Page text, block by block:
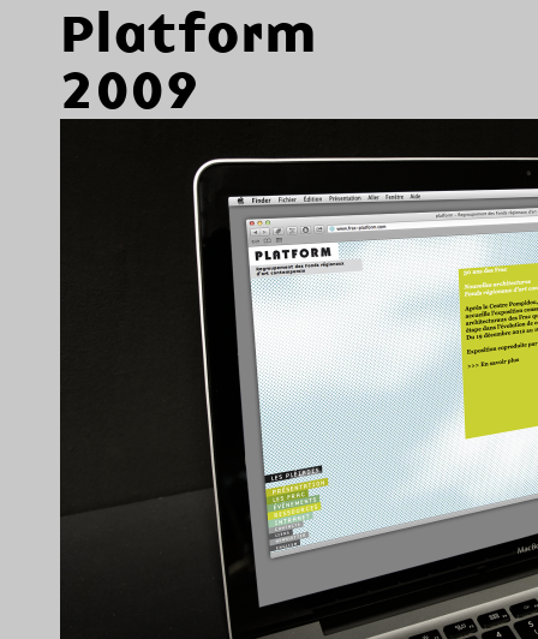
Platform
2009